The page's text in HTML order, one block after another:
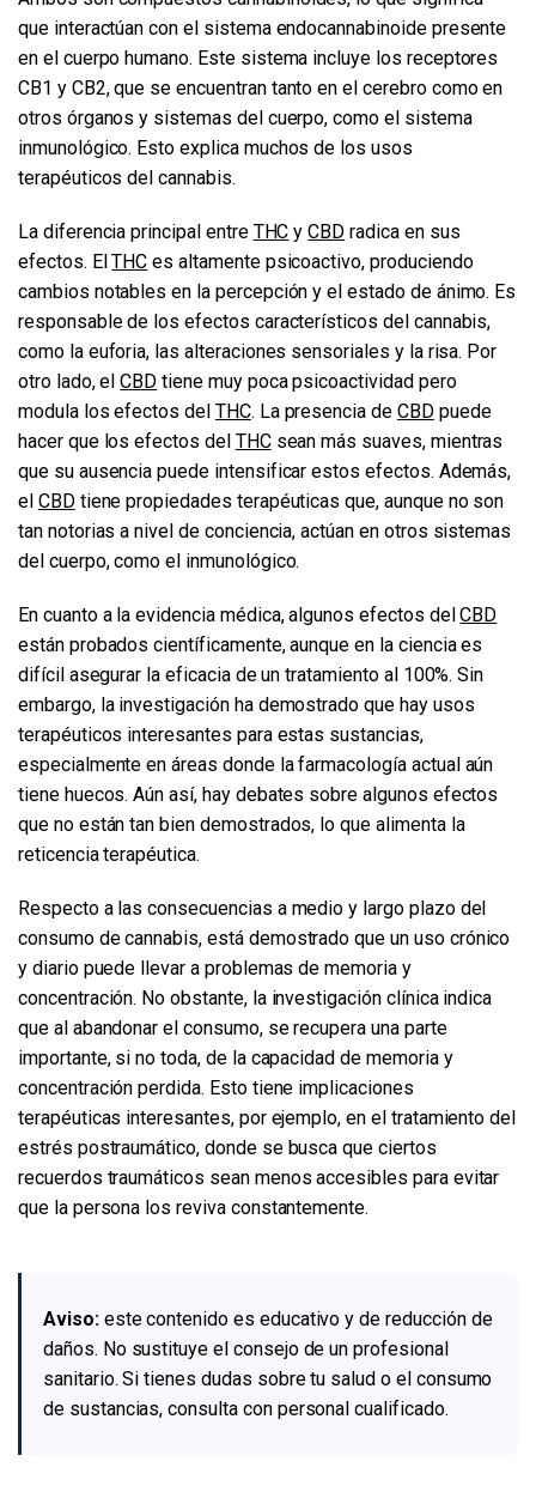
que interactúan con el sistema endocannabinoide presente
en el cuerpo humano. Este sistema incluye los receptores
CB1 y CB2, que se encuentran tanto en el cerebro como en
otros órganos y sistemas del cuerpo, como el sistema
inmunológico. Esto explica muchos de los usos
terapéuticos del cannabis.
La diferencia principal entre THC yCBD radica en sus
efectos. ElTHC es altamente psicoactivo, produciendo
cambios notables en la percepción y el estado de ánimo. Es
responsable de los efectos característicos del cannabis,
como la euforia, las alteraciones sensoriales y la risa. Por
otro lado, elCBD tiene muy poca psicoactividad pero
modula los efectos del THC. La presencia de CBDpuede
hacer que los efectos del THCsean más suaves, mientras
que su ausencia puede intensificar estos efectos. Además,
el CBDtiene propiedades terapéuticas que, aunque no son
tan notorias a nivel de conciencia, actúan en otros sistemas
del cuerpo, como el inmunológico.
En cuanto a la evidencia médica, algunos efectos delCBD
están probados científicamente, aunque en la ciencia es
difícil asegurar la eficacia de un tratamiento al 100%. Sin
embargo, la investigación ha demostrado que hay usos
terapéuticos interesantes para estas sustancias,
especialmente en áreas donde la farmacología actual aún
tiene huecos. Aún así, hay debates sobre algunos efectos
que no están tan bien demostrados, lo que alimenta la
reticencia terapéutica.
Respecto a las consecuencias a medio y largo plazo del
consumo de cannabis, está demostrado que un uso crónico
y diario puede llevar a problemas de memoria y
concentración. No obstante, la investigación clínica indica
que al abandonar el consumo, se recupera una parte
importante, si no toda, de la capacidad de memoria y
concentración perdida. Esto tiene implicaciones
terapéuticas interesantes, por ejemplo, en el tratamiento del
estrés postraumático, donde se busca que ciertos
recuerdos traumáticos sean menos accesibles para evitar
que la persona los reviva constantemente.
Aviso:este contenido es educativo y de reducción de
daños. No sustituye el consejo de un profesional
sanitario. Si tienes dudas sobre tu salud o el consumo
de sustancias, consulta con personal cualificado.